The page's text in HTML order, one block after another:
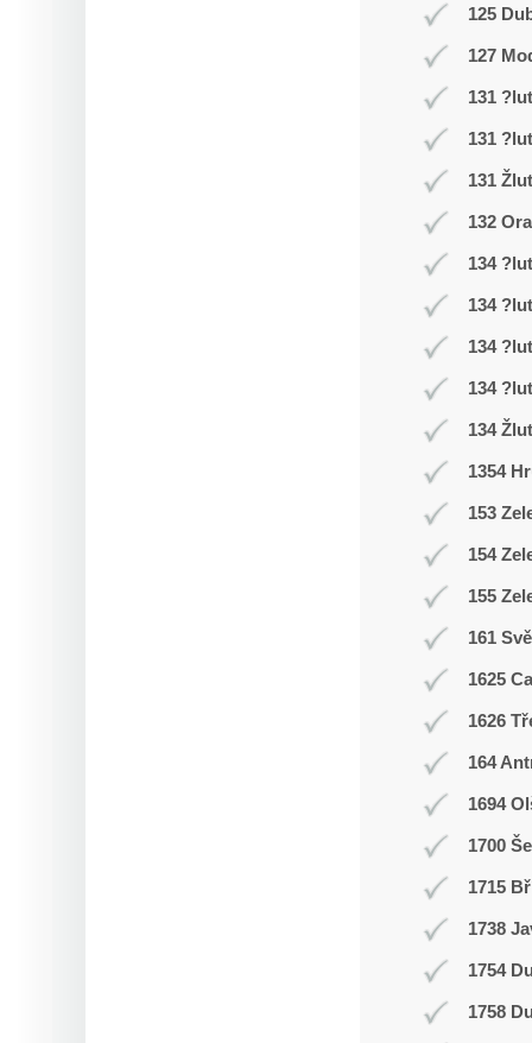
125
127
131 ?lut
131 ?lut
131
132
134 ?lut
134 ?lut
134 ?lut
134 ?lut
134
1354
153
154
155
161
1625
1626
164
1694
1700
1715
1738
1754
1758